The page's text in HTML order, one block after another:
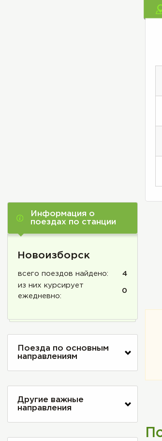
Информация о
поездах по станции
Новоизборск
всего поездов найдено:
4
из них курсирует
ежедневно:
0
Поезда по основным
направлениям
Другие важные
направления